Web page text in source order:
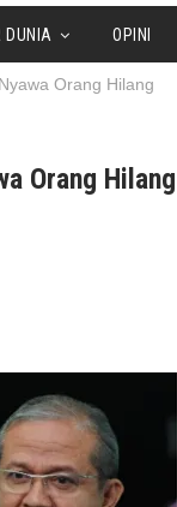
DUNIA OPINI
Orang Hilang
Orang Hilang